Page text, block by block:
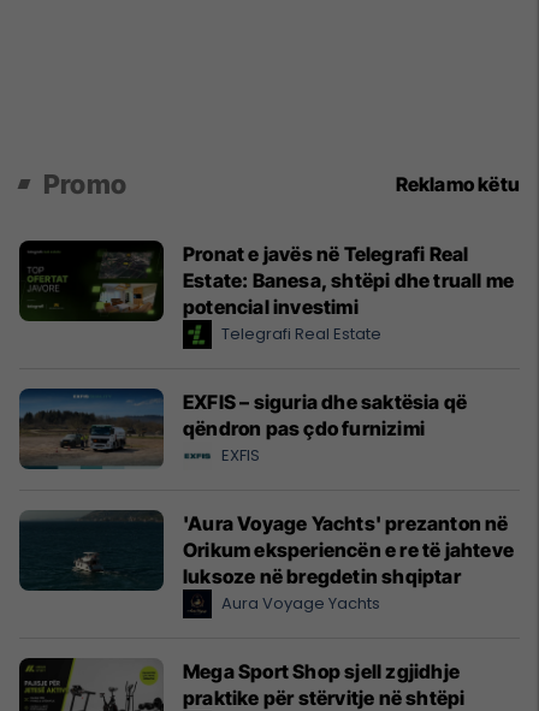
Promo Reklamo këtu
Pronat e javës në Telegrafi Real
Estate: Banesa, shtëpi dhe truall me
potencial investimi
Telegrafi Real Estate
EXFIS – siguria dhe saktësia që
qëndron pas çdo furnizimi
EXFIS
'Aura Voyage Yachts' prezanton në
Orikum eksperiencën e re të jahteve
luksoze në bregdetin shqiptar
Aura Voyage Yachts
Mega Sport Shop sjell zgjidhje
praktike për stërvitje në shtëpi